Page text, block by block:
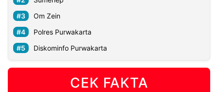
Om Zein
Polres Purwakarta
Diskominfo Purwakarta
CEK FAKTA